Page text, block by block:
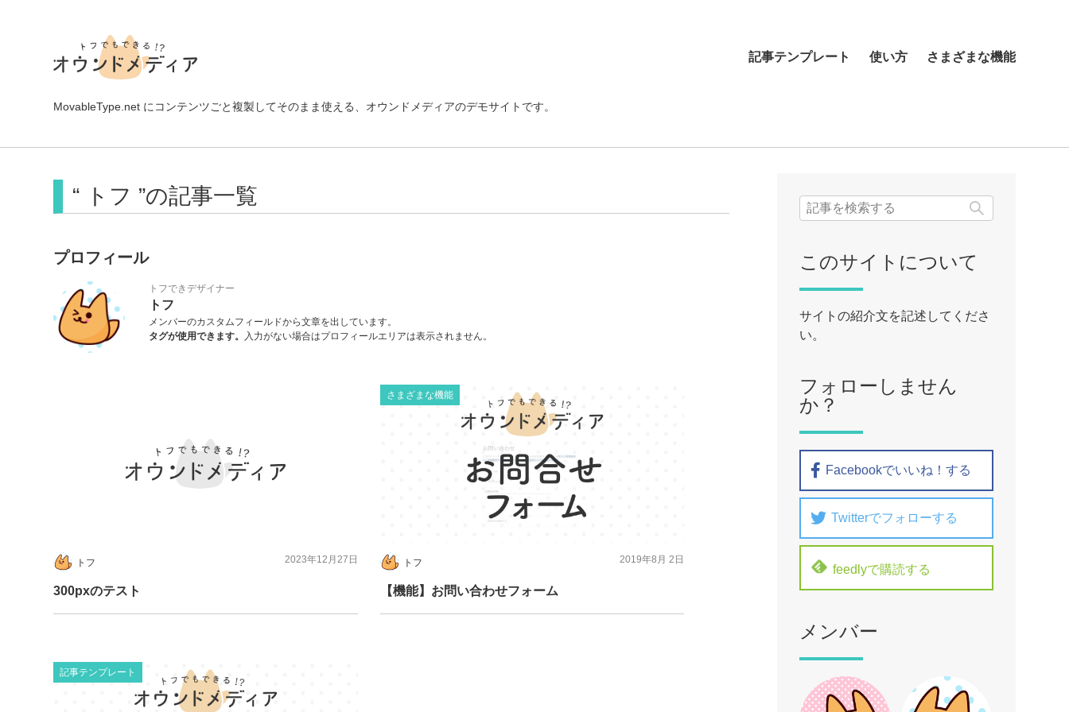
記事テンプレート 使い方 さまざまな機能
MovableType.net にコンテンツごと複製してそのまま使える、オウンドメディアのデモサイトです。
“ トフ ”の記事一覧
プロフィール
トフできデザイナー
トフ
メンバーのカスタムフィールドから文章を出しています。
タグが使用できます。
入力がない場合はプロフィールエリアは表示されません。
トフ 2023年12月27日
300pxのテスト
さまざまな機能
トフ 2019年8月 2日
【機能】お問い合わせフォーム
記事テンプレート
このサイトについて
サイトの紹介文を記述してくださ
い。
フォローしません
か？
Facebookでいいね！する
Twitterでフォローする
feedlyで購読する
メンバー